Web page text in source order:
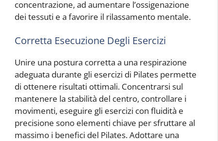
concentrazione, ad aumentare l’ossigenazione
dei tessuti e a favorire il rilassamento mentale.
Corretta Esecuzione Degli Esercizi
Unire una postura corretta a una respirazione
adeguata durante gli esercizi di Pilates permette
di ottenere risultati ottimali. Concentrarsi sul
mantenere la stabilità del centro, controllare i
movimenti, eseguire gli esercizi con fluidità e
precisione sono elementi chiave per sfruttare al
massimo i benefici del Pilates. Adottare una